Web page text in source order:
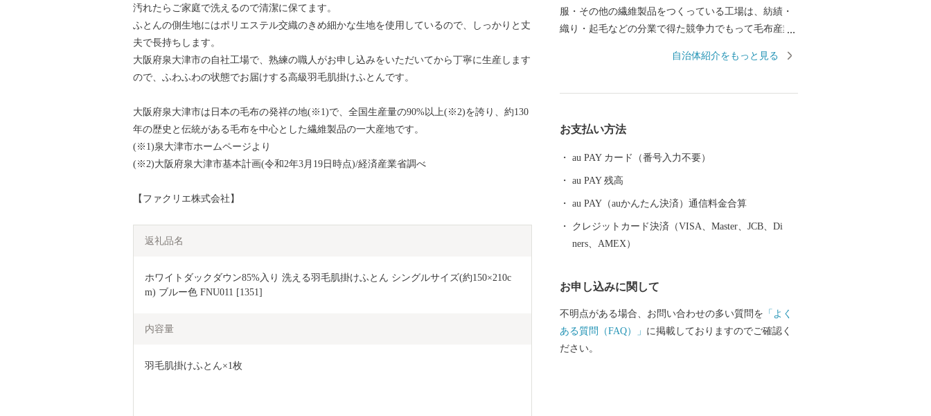
汚れたらご家庭で洗えるので清潔に保てます。
ふとんの側生地にはポリエステル交織のきめ細かな生地を使用しているので、しっかりと丈
夫で長持ちします。
大阪府泉大津市の自社工場で、熟練の職人がお申し込みをいただいてから丁寧に生産します
ので、ふわふわの状態でお届けする高級羽毛肌掛けふとんです。
大阪府泉大津市は日本の毛布の発祥の地(※1)で、全国生産量の90%以上(※2)を誇り、約130
年の歴史と伝統がある毛布を中心とした繊維製品の一大産地です。
(※1)泉大津市ホームページより
(※2)大阪府泉大津市基本計画(令和2年3月19日時点)/経済産業省調べ
【ファクリエ株式会社】
返礼品名
ホワイトダックダウン85%入り 洗える羽毛肌掛けふとん シングルサイズ(約150×210c
m) ブルー色 FNU011 [1351]
内容量
羽毛肌掛けふとん×1枚
服・その他の繊維製品をつくっている工場は、紡績・
織り・起毛などの分業で得た競争力でもって毛布産業
く、奈良時代には府中におかれた国の役所の外港とし
昭和17年4月1日に市制を施行、泉大津市と改称。大
す。西北部は大阪湾に面し、はるかに六甲山、淡路島
を望むことができます。市内全域がほぼ平坦で、市街
化区域になっています。
自治体紹介をもっと見る
お支払い方法
au PAY カード（番号入力不要）
au PAY 残高
au PAY（auかんたん決済）通信料金合算
クレジットカード決済（VISA、Master、JCB、Di
ners、AMEX）
お申し込みに関して
不明点がある場合、お問い合わせの多い質問を 「よく
ある質問（FAQ）」 に掲載しておりますのでご確認く
ださい。